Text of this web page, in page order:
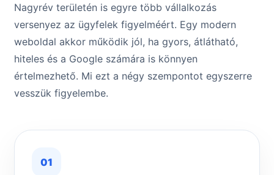
Nagyrév területén is egyre több vállalkozás
versenyez az ügyfelek figyelméért. Egy modern
weboldal akkor működik jól, ha gyors, átlátható,
hiteles és a Google számára is könnyen
értelmezhető. Mi ezt a négy szempontot egyszerre
vesszük figyelembe.
01